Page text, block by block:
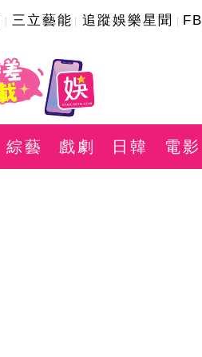
三立藝能 追蹤娛樂星聞 FB
綜藝 戲劇 日韓 電影